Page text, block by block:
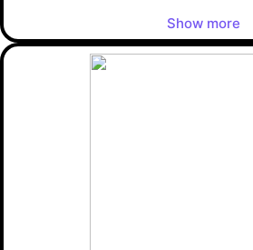
Show more